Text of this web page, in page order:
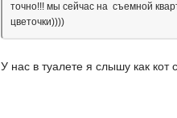
точно!!! мы сейчас на съемной
цветочки))))
У нас в туалете я слышу как кот